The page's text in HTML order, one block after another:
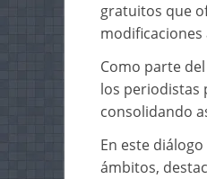
gratuitos que
Como parte
los periodistas
consolidando
En este
ámbitos,